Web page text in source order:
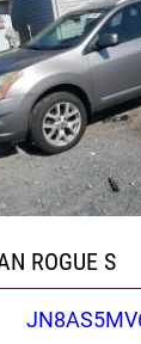
ROGUE S